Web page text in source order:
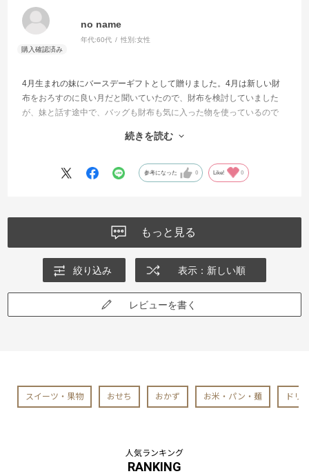
no name
年代:60代 性別:女性
4月生まれの妹にバースデーギフトとして贈りました。4月は新しい財
布をおろすのに良い月だと聞いていたので、財布を検討していました
が、妹と話す途中で、バッグも財布も気に入った物を使っているので
いなどと言うので、姉としては、考えあぐねた結果、御社のカタログ
楽しかったようです。
続きを読む
参考になった 0 Like! 0
もっと見る
絞り込み 表示：新しい順
レビューを書く
スイーツ・果物 おせち おかず お米・パン・麺 ドリ
人気ランキング
RANKING